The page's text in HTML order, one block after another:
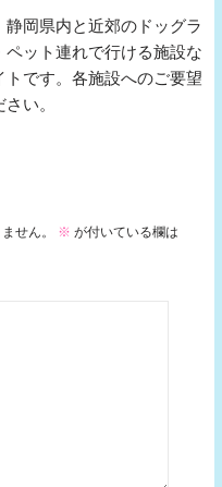
岡県内と近郊のドッグラ
ット連れで行ける施設な
です。各施設へのご要望
い。
せん。 ※ が付いている欄は